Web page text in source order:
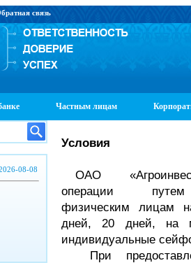
связь
Частным лицам
08-08
Условия
ОАО
операции путем
физическим лицам
дней, 20 дней, на
индивидуальные
При